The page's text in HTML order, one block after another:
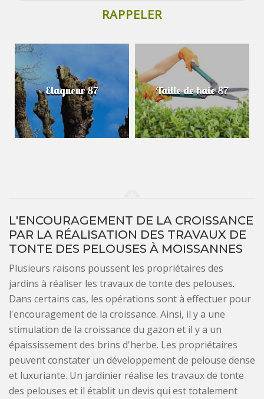
Elagueur 87 Taille de haie 87
L'ENCOURAGEMENT DE LA CROISSANCE
PAR LA RÉALISATION DES TRAVAUX DE
TONTE DES PELOUSES À MOISSANNES
Plusieurs raisons poussent les propriétaires des
jardins à réaliser les travaux de tonte des pelouses.
Dans certains cas, les opérations sont à effectuer pour
l'encouragement de la croissance. Ainsi, il y a une
stimulation de la croissance du gazon et il y a un
épaississement des brins d'herbe. Les propriétaires
peuvent constater un développement de pelouse dense
et luxuriante. Un jardinier réalise les travaux de tonte
des pelouses et il établit un devis qui est totalement